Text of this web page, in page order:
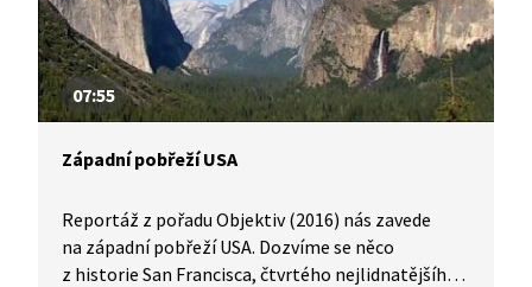
07:55
Západní pobřeží USA
Reportáž z pořadu Objektiv (2016) nás zavede
na západní pobřeží USA. Dozvíme se něco
z historie San Francisca, čtvrtého nejlidnatějšího